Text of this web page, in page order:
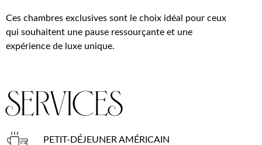
Ces chambres exclusives sont le choix idéal pour ceux
qui souhaitent une pause ressourçante et une
expérience de luxe unique.
services
PETIT-DÉJEUNER AMÉRICAIN